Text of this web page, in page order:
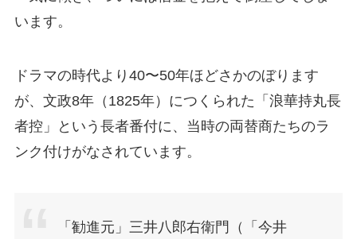
います。
ドラマの時代より40〜50年ほどさかのぼります
が、文政8年（1825年）につくられた「浪華持丸長
者控」という長者番付に、当時の両替商たちのラ
ンク付けがなされています。
「勧進元」三井八郎右衛門（「今井